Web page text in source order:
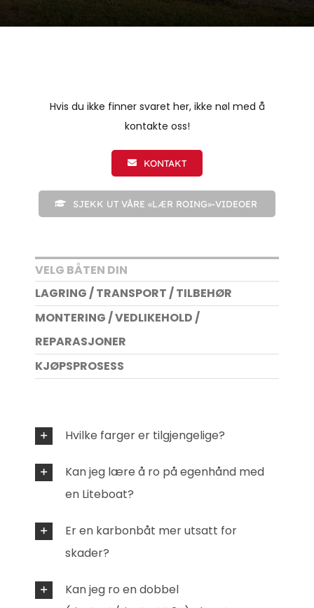
Hvis du ikke finner svaret her, ikke nøl med å
kontakte oss!
KONTAKT
SJEKK UT VÅRE «LÆR ROING»-VIDEOER
VELG BÅTEN DIN
LAGRING / TRANSPORT / TILBEHØR
MONTERING / VEDLIKEHOLD /
REPARASJONER
KJØPSPROSESS
Hvilke farger er tilgjengelige?
Kan jeg lære å ro på egenhånd med
en Liteboat?
Er en karbonbåt mer utsatt for
skader?
Kan jeg ro en dobbel